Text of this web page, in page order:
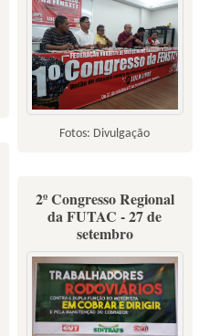
Fotos: Divulgação
2º Congresso Regional
da FUTAC - 27 de
setembro